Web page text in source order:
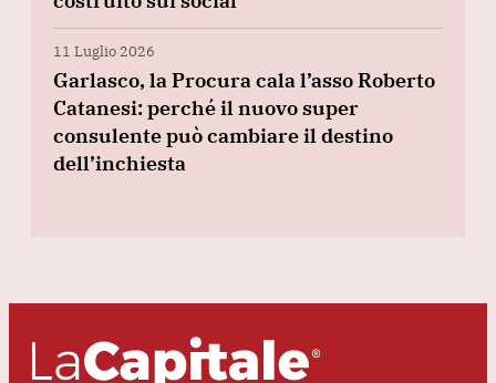
11 Luglio 2026
Garlasco, la Procura cala l’asso Roberto
Catanesi: perché il nuovo super
consulente può cambiare il destino
dell’inchiesta